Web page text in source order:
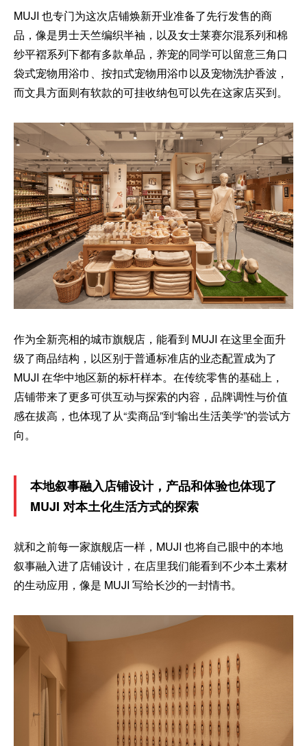
MUJI 也专门为这次店铺焕新开业准备了先行发售的商
品，像是男士天竺编织半袖，以及女士莱赛尔混系列和棉
纱平褶系列下都有多款单品，养宠的同学可以留意三角口
袋式宠物用浴巾、按扣式宠物用浴巾以及宠物洗护香波，
而文具方面则有软款的可挂收纳包可以先在这家店买到。
作为全新亮相的城市旗舰店，能看到 MUJI 在这里全面升
级了商品结构，以区别于普通标准店的业态配置成为了
MUJI 在华中地区新的标杆样本。在传统零售的基础上，
店铺带来了更多可供互动与探索的内容，品牌调性与价值
感在拔高，也体现了从“卖商品”到“输出生活美学”的尝试方
向。
本地叙事融入店铺设计，产品和体验也体现了
MUJI 对本土化生活方式的探索
就和之前每一家旗舰店一样，MUJI 也将自己眼中的本地
叙事融入进了店铺设计，在店里我们能看到不少本土素材
的生动应用，像是 MUJI 写给长沙的一封情书。